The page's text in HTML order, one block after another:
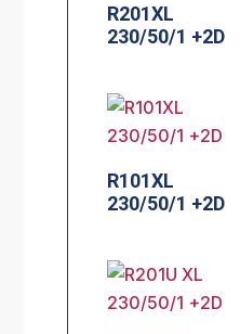
R201XL
230/50/1 +2D
R101XL
230/50/1 +2D